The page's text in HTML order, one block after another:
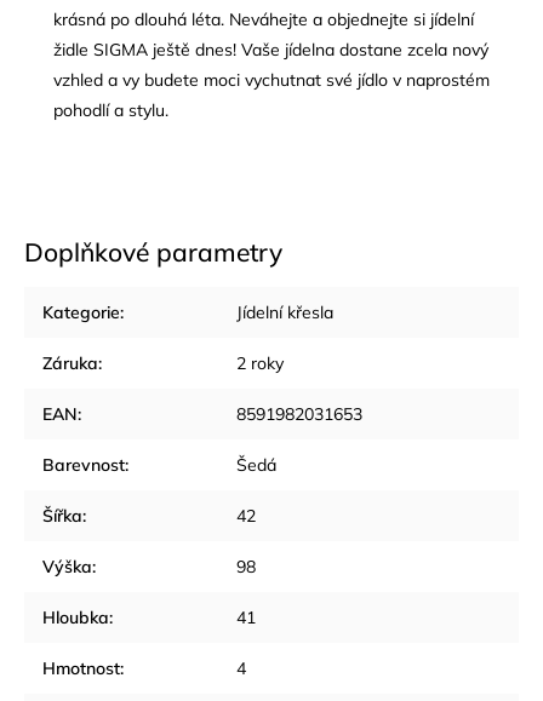
krásná po dlouhá léta. Neváhejte a objednejte si jídelní
židle SIGMA ještě dnes! Vaše jídelna dostane zcela nový
vzhled a vy budete moci vychutnat své jídlo v naprostém
pohodlí a stylu.
Doplňkové parametry
Kategorie: Jídelní křesla
Záruka: 2 roky
EAN: 8591982031653
Barevnost: Šedá
Šířka: 42
Výška: 98
Hloubka: 41
Hmotnost: 4